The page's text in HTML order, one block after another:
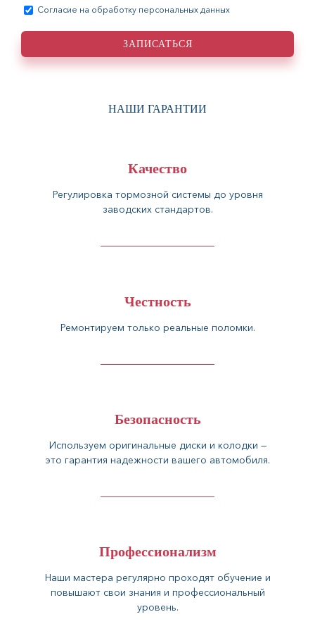
Согласие на обработку персональных данных
НАШИ ГАРАНТИИ
Качество
Регулировка тормозной системы до уровня
заводских стандартов.
Честность
Ремонтируем только реальные поломки.
Безопасность
Используем оригинальные диски и колодки —
это гарантия надежности вашего автомобиля.
Профессионализм
Наши мастера регулярно проходят обучение и
повышают свои знания и профессиональный
уровень.